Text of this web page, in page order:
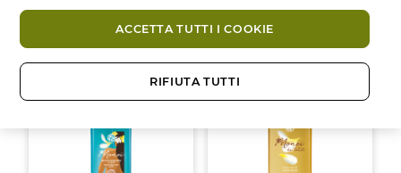
stelle.
5
stelle.
-11%
RIFIUTA TUTTI
ACCETTA TUTTI I COOKIE